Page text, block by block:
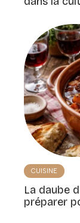
CUISINE
La daube
préparer